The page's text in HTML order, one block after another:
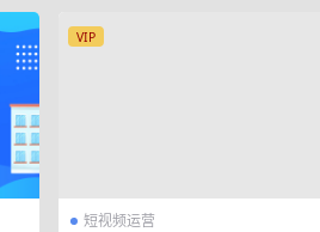
VIP
短视频运营